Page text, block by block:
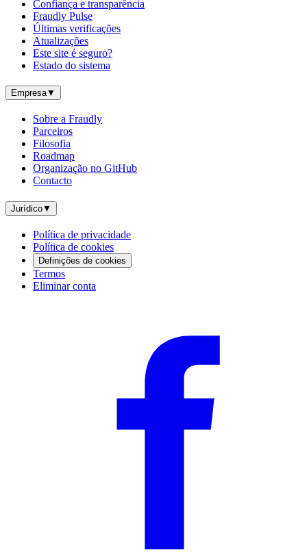
Confiança e transparência
Fraudly Pulse
Últimas verificações
Atualizações
Este site é seguro?
Estado do sistema
Empresa▼
Sobre a Fraudly
Parceiros
Filosofia
Roadmap
Organização no GitHub
Contacto
Jurídico▼
Política de privacidade
Política de cookies
Definições de cookies
Termos
Eliminar conta